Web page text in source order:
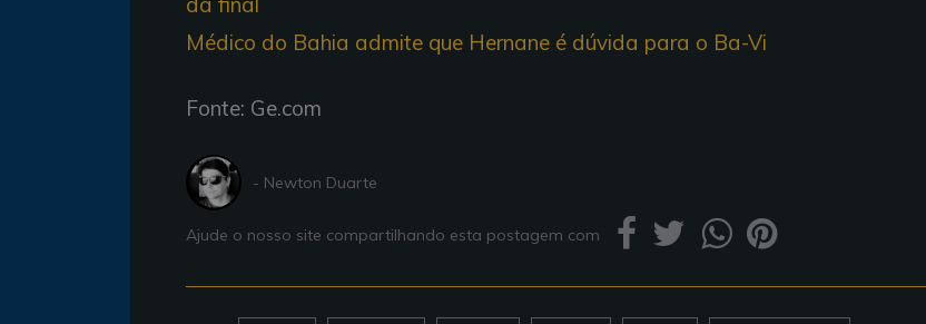
Médico do Bahia admite que Hernane é dúvida para o Ba-Vi
Fonte: Ge.com
- Newton Duarte
Ajude o nosso site compartilhando esta postagem com